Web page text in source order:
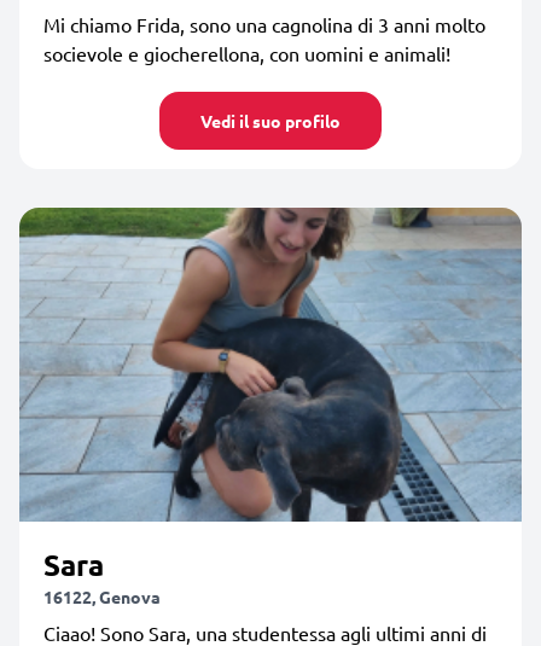
Mi chiamo Frida, sono una cagnolina di 3 anni molto
socievole e giocherellona, con uomini e animali!
Vedi il suo profilo
Sara
16122, Genova
Ciaao! Sono Sara, una studentessa agli ultimi anni di